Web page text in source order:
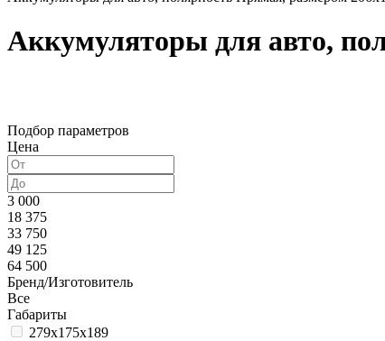
Аккумуляторы для авто,
Подбор параметров
Цена
3 000
18 375
33 750
49 125
64 500
Бренд/Изготовитель
Все
Габариты
279x175x189